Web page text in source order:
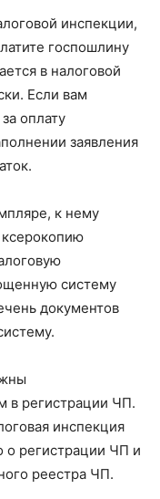
инспекции,
госпошлину
в налоговой
Если вам
оплату
заявления
к нему
ксерокопию
систему
документов
в регистрации ЧП.
инспекция
о регистрации ЧП и
реестра ЧП.